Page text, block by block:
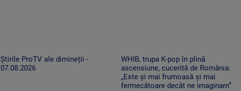
Știrile ProTV ale dimineții -
07.08.2026
WHIB, trupa K-pop în plină
ascensiune, cucerită de România:
„Este și mai frumoasă și mai
fermecătoare decât ne imaginam”